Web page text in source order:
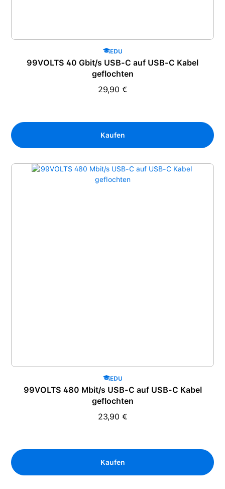
EDU
99VOLTS 40 Gbit/s USB-C auf USB-C Kabel
geflochten
Regulärer Preis:
29,90 €
Kaufen
EDU
99VOLTS 480 Mbit/s USB-C auf USB-C Kabel
geflochten
Regulärer Preis:
23,90 €
Kaufen